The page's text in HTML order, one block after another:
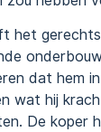
het
dat hem
wat hij
De koper